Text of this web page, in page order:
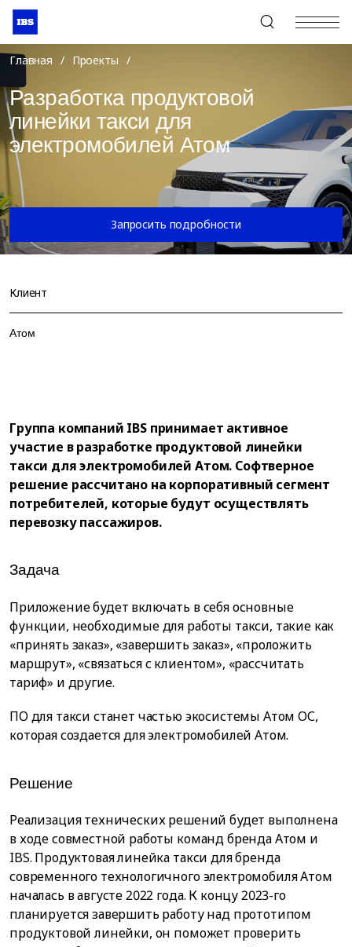
+7 (495) 967-80-80
Главная / Проекты /
Разработка продуктовой
линейки такси для
электромобилей Атом
Запросить подробности
Клиент
Атом
Группа компаний IBS принимает активное
участие в разработке продуктовой линейки
такси для электромобилей Атом. Софтверное
решение рассчитано на корпоративный сегмент
потребителей, которые будут осуществлять
перевозку пассажиров.
Задача
Приложение будет включать в себя основные
функции, необходимые для работы такси, такие как
«принять заказ», «завершить заказ», «проложить
маршрут», «связаться с клиентом», «рассчитать
тариф» и другие.
ПО для такси станет частью экосистемы Aтом ОС,
которая создается для электромобилей Атом.
Решение
Реализация технических решений будет выполнена
в ходе совместной работы команд бренда Атом и
IBS. Продуктовая линейка такси для бренда
современного технологичного электромобиля Атом
началась в августе 2022 года. К концу 2023-го
планируется завершить работу над прототипом
продуктовой линейки, он поможет проверить